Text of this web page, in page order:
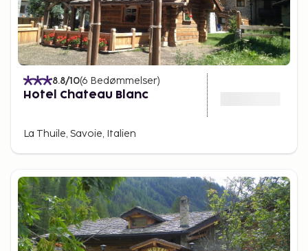
8.8/10(6 Bedømmelser)
Hotel Chateau Blanc
La Thuile, Savoie, Italien